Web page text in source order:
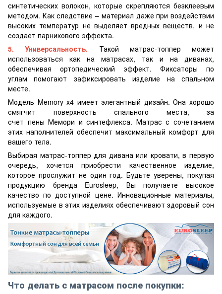
синтетических волокон, которые скрепляются безклеевым
методом. Как следствие – материал даже при воздействии
высоких температур не выделяет вредных веществ, и не
создает парникового эффекта.
5. Универсальность. Такой матрас-топпер может
использоваться как на матрасах, так и на диванах,
обеспечивая ортопедический эффект. Фиксаторы по
углам
помогают зафиксировать изделие на спальном
месте.
Модель Memory х4 имеет элегантный дизайн. Она хорошо
смягчит поверхность спального места, за
счет пены Мемори и синтефлекса. Матрас с сочетанием
этих наполнителей обеспечит максимальный комфорт для
вашего тела.
Выбирая матрас-топпер для дивана или кровати, в первую
очередь, хочется приобрести качественное изделие,
которое прослужит не один год. Будьте уверены, покупая
продукцию бренда Eurosleep, Вы получаете высокое
качество по доступной цене. Инновационные материалы,
используемые в этих изделиях обеспечивают здоровый сон
для каждого.
Что делать с матрасом после покупки: